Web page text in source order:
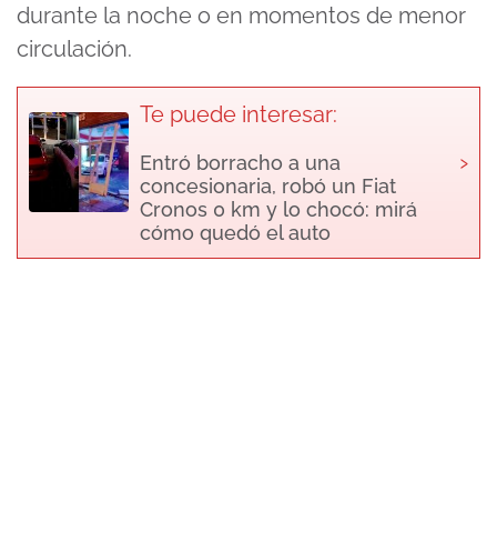
durante la noche o en momentos de menor
circulación.
Te puede interesar:
Entró borracho a una
concesionaria, robó un Fiat
Cronos 0 km y lo chocó: mirá
cómo quedó el auto
›